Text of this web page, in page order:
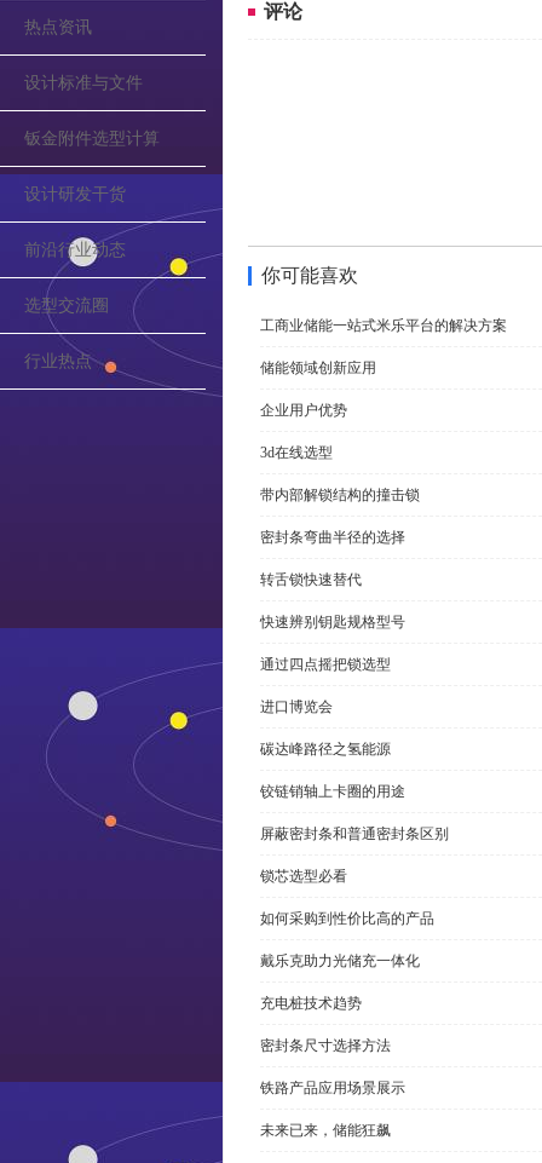
热点资讯
设计标准与文件
钣金附件选型计算
设计研发干货
前沿行业动态
选型交流圈
行业热点
评论
你可能喜欢
工商业储能一站式米乐平台的解决方案
储能领域创新应用
企业用户优势
3d在线选型
带内部解锁结构的撞击锁
密封条弯曲半径的选择
转舌锁快速替代
快速辨别钥匙规格型号
通过四点摇把锁选型
进口博览会
碳达峰路径之氢能源
铰链销轴上卡圈的用途
屏蔽密封条和普通密封条区别
锁芯选型必看
如何采购到性价比高的产品
戴乐克助力光储充一体化
充电桩技术趋势
密封条尺寸选择方法
铁路产品应用场景展示
未来已来，储能狂飙